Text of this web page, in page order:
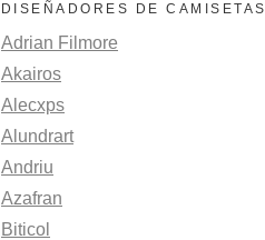
DISEÑADORES DE CAMISETAS
Adrian Filmore
Akairos
Alecxps
Alundrart
Andriu
Azafran
Biticol